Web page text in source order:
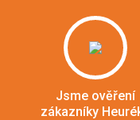
Jsme ověření
zákazníky